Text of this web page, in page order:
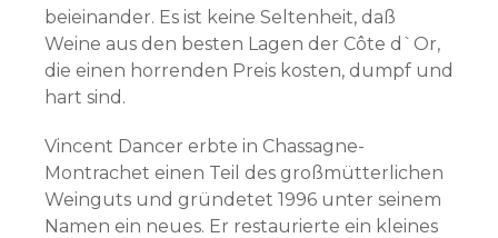
beieinander. Es ist keine Seltenheit, daß
Weine aus den besten Lagen der Côte d`Or,
die einen horrenden Preis kosten, dumpf und
hart sind.
Vincent Dancer erbte in Chassagne-
Montrachet einen Teil des großmütterlichen
Weinguts und gründetet 1996 unter seinem
Namen ein neues. Er restaurierte ein kleines